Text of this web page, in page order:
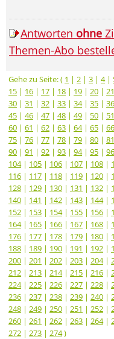
Antworten ohne
Themen-Abo
Gehe zu Seite: ( 1 | 2 | 3 | 4|
15 | 16 | 17 | 18 | 19 | 20 | 21
30 | 31 | 32 | 33 | 34| 35 | 36
45 | 46 | 47 | 48 | 49 | 50 | 51
60 | 61 | 62 | 63 | 64| 65 | 66
75 | 76 | 77 | 78 | 79 | 80 | 81
90 | 91 | 92 | 93 | 94| 95 | 96
104| 105 | 106 | 107 | 108 |
116 | 117 | 118 | 119 | 120 |
128 | 129 | 130 | 131 | 132 |
140 | 141 | 142 | 143 | 144|
152 | 153 | 154| 155 | 156 |
164| 165 | 166 | 167 | 168 |
176 | 177 | 178 | 179 | 180 |
188 | 189 | 190 | 191 | 192 |
200 | 201 | 202 | 203 | 204|
212 | 213 | 214| 215 | 216 |
224| 225 | 226 | 227 | 228 |
236 | 237 | 238 | 239 | 240 |
248 | 249 | 250 | 251 | 252 |
260 | 261 | 262 | 263 | 264|
272 | 273 | 274)